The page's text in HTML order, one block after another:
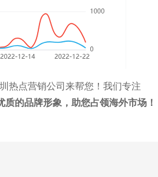
热点营销公司来帮您！我们专注
的品牌形象，助您占领海外市场！